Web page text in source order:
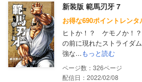
新装版 範馬刃牙 7
お得な690ポイントレンタ
ヒトか！？ ケモノか！
の前に現れたストライダ
強な...もっと読む
326
配信日：2022/02/08